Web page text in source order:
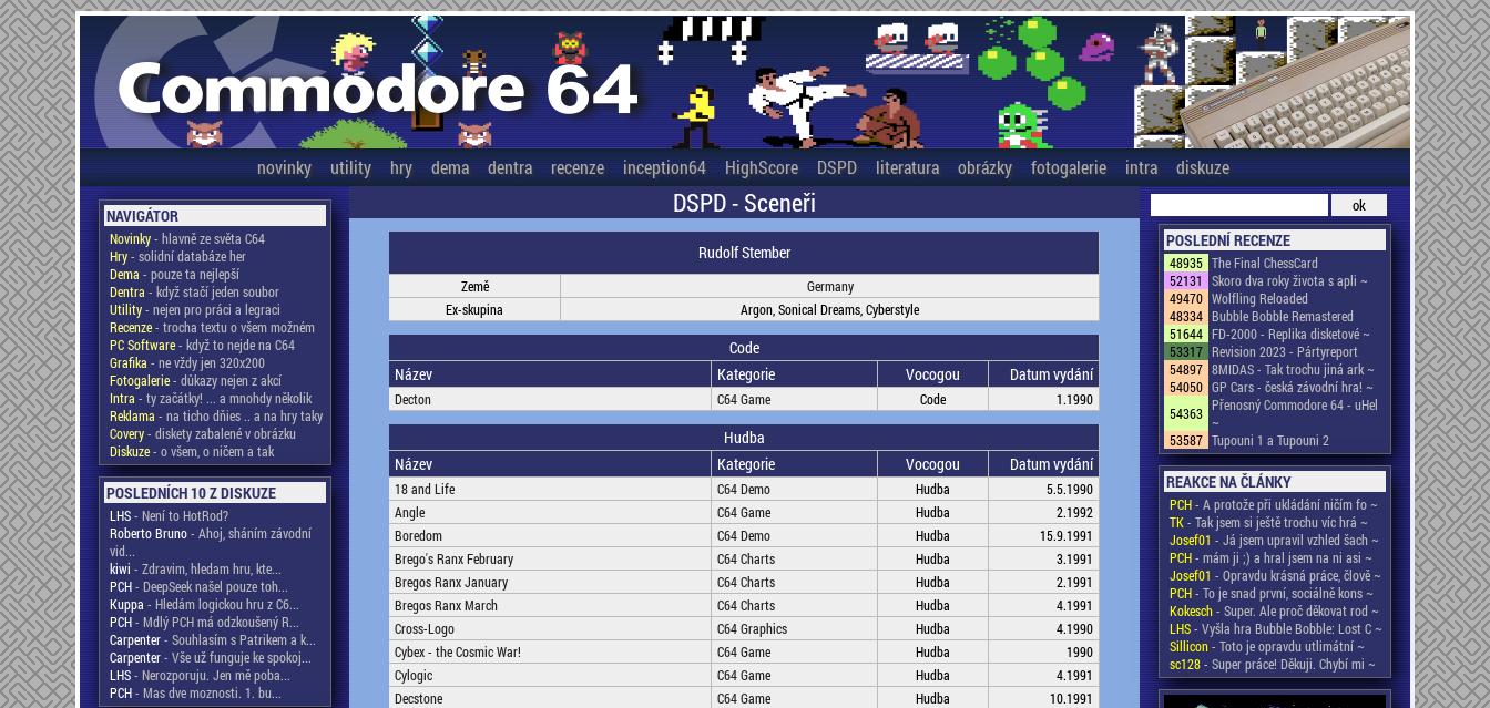
novinky utility hry dema dentra recenze inception64 HighScore DSPD literatura obrázky fotogalerie intra diskuze
NAVIGÁTOR
Novinky- hlavně ze světa C64
Hry- solidní databáze her
Dema - pouze ta nejlepší
Dentra - když stačí jeden soubor
Utility- nejen pro práci a legraci
Recenze- trocha textu o všem možném
PC Software- když to nejde na C64
Grafika - ne vždy jen 320x200
Fotogalerie- důkazy nejen z akcí
Intra - ty začátky! ... a mnohdy několik
Reklama - na ticho dňies .. a na hry taky
Covery- diskety zabalené v obrázku
Diskuze- o všem, o ničem a tak
POSLEDNÍCH 10 Z DISKUZE
LHS- Není to HotRod?
Roberto Bruno- Ahoj, sháním závodní
vid...
kiwi - Zdravim, hledam hru, kte...
PCH- DeepSeek našel pouze toh...
Kuppa - Hledám logickou hru z C6...
PCH- Mdlý PCH má odzkoušený R...
Carpenter- Souhlasím s Patrikem a k...
Carpenter- Vše už funguje ke spokoj...
LHS- Nerozporuju. Jen mě poba...
PCH- Mas dve moznosti. 1. bu...
DSPD - Sceneři
Rudolf Stember
Země
Germany
Ex-skupina
Argon, Sonical Dreams, Cyberstyle
Code
Název
Kategorie Vocogou Datum vydání
Decton C64 Game Code 1.1990
Hudba
Název
Kategorie Vocogou Datum vydání
18 and Life C64 Demo Hudba
5.5.1990
Angle
C64 Game Hudba
2.1992
Boredom
C64 Demo Hudba
15.9.1991
Brego's Ranx February
C64 Charts Hudba
3.1991
Bregos Ranx January
C64 Charts Hudba
2.1991
Bregos Ranx March
C64 Charts Hudba
4.1991
Cross-Logo
C64 Graphics Hudba
4.1990
Cybex - the Cosmic War!
C64 Game Hudba
1990
Cylogic
C64 Game Hudba
4.1991
Decstone
C64 Game Hudba
10.1991
POSLEDNÍ RECENZE
48935 The Final ChessCard
52131
Skoro dva roky života s apli ~
49470 Wolfling Reloaded
48334 Bubble Bobble Remastered
51644 FD-2000 - Replika disketové ~
53317 Revision 2023 - Pártyreport
54897 8MIDAS - Tak trochu jiná ark ~
54050 GP Cars - česká závodní hra! ~
54363 Přenosný Commodore 64 - uHel
~
53587 Tupouni 1 a Tupouni 2
REAKCE NA ČLÁNKY
PCH- A protože při ukládání ničím fo ~
TK- Tak jsem si ještě trochu víc hrá ~
Josef01 - Já jsem upravil vzhled šach ~
PCH- mám ji ;) a hral jsem na ni asi ~
Josef01 - Opravdu krásná práce, člově ~
PCH- To je snad první, sociálně kons ~
Kokesch- Super. Ale proč děkovat rod ~
LHS- Vyšla hra Bubble Bobble: Lost C ~
Sillicon- Toto je opravdu utlimátní ~
sc128- Super práce! Děkuji. Chybí mi ~